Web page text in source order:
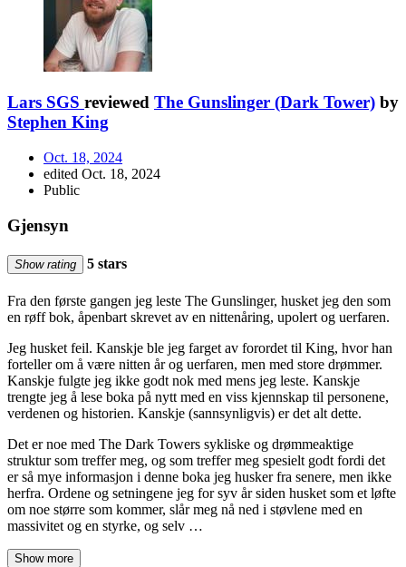
Lars SGS reviewed The Gunslinger (Dark Tower) by
Stephen King
Oct. 18, 2024
edited Oct. 18, 2024
Public
Gjensyn
Show rating 5 stars
Fra den første gangen jeg leste The Gunslinger, husket jeg den som
en røff bok, åpenbart skrevet av en nittenåring, upolert og uerfaren.
Jeg husket feil. Kanskje ble jeg farget av forordet til King, hvor han
forteller om å være nitten år og uerfaren, men med store drømmer.
Kanskje fulgte jeg ikke godt nok med mens jeg leste. Kanskje
trengte jeg å lese boka på nytt med en viss kjennskap til personene,
verdenen og historien. Kanskje (sannsynligvis) er det alt dette.
Det er noe med The Dark Towers sykliske og drømmeaktige
struktur som treffer meg, og som treffer meg spesielt godt fordi det
er så mye informasjon i denne boka jeg husker fra senere, men ikke
herfra. Ordene og setningene jeg for syv år siden husket som et løfte
om noe større som kommer, slår meg nå ned i støvlene med en
massivitet og en styrke, og selv …
Show more